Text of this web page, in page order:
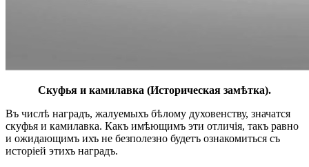
Скуфья и камилавка (Историческая замѣтка).
Въ числѣ наградъ, жалуемыхъ бѣлому духовенству, значатся
скуфья и камилавка. Какъ имѣющимъ эти отличія, такъ равно
и ожидающимъ ихъ не безполезно будетъ ознакомиться съ
исторіей этихъ наградъ.